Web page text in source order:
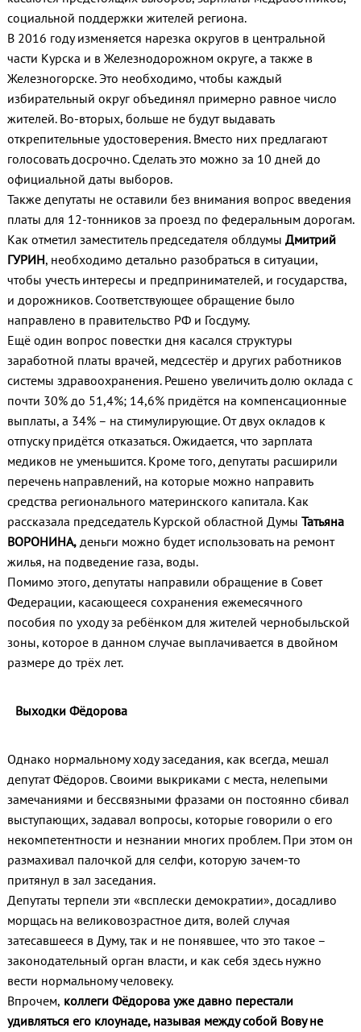
социальной поддержки жителей региона.
В 2016 году изменяется нарезка округов в центральной
части Курска и в Железнодорожном округе, а также в
Железногорске. Это необходимо, чтобы каждый
избирательный округ объединял примерно равное число
жителей. Во-вторых, больше не будут выдавать
открепительные удостоверения. Вместо них предлагают
голосовать досрочно. Сделать это можно за 10 дней до
официальной даты выборов.
Также депутаты не оставили без внимания вопрос введения
платы для 12-тонников за проезд по федеральным дорогам.
Как отметил заместитель председателя облдумы Дмитрий
ГУРИН, необходимо детально разобраться в ситуации,
чтобы учесть интересы и предпринимателей, и государства,
и дорожников. Соответствующее обращение было
направлено в правительство РФ и Госдуму.
Ещё один вопрос повестки дня касался структуры
заработной платы врачей, медсестёр и других работников
системы здравоохранения. Решено увеличить долю оклада с
почти 30% до 51,4%; 14,6% придётся на компенсационные
выплаты, а 34% – на стимулирующие. От двух окладов к
отпуску придётся отказаться. Ожидается, что зарплата
медиков не уменьшится. Кроме того, депутаты расширили
перечень направлений, на которые можно направить
средства регионального материнского капитала. Как
рассказала председатель Курской областной Думы Татьяна
ВОРОНИНА,деньги можно будет использовать на ремонт
жилья, на подведение газа, воды.
Помимо этого, депутаты направили обращение в Совет
Федерации, касающееся сохранения ежемесячного
пособия по уходу за ребёнком для жителей чернобыльской
зоны, которое в данном случае выплачивается в двойном
размере до трёх лет.
Выходки Фёдорова
Однако нормальному ходу заседания, как всегда, мешал
депутат Фёдоров. Своими выкриками с места, нелепыми
замечаниями и бессвязными фразами он постоянно сбивал
выступающих, задавал вопросы, которые говорили о его
некомпетентности и незнании многих проблем. При этом он
размахивал палочкой для селфи, которую зачем-то
притянул в зал заседания.
Депутаты терпели эти «всплески демократии», досадливо
морщась на великовозрастное дитя, волей случая
затесавшееся в Думу, так и не понявшее, что это такое –
законодательный орган власти, и как себя здесь нужно
вести нормальному человеку.
Впрочем, коллеги Фёдорова уже давно перестали
удивляться его клоунаде, называя между собой Вову не